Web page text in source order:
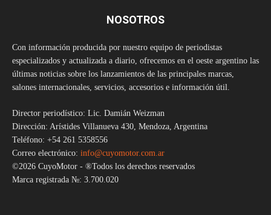
NOSOTROS
Con información producida por nuestro equipo de periodistas
especializados y actualizada a diario, ofrecemos en el oeste argentino las
últimas noticias sobre los lanzamientos de las principales marcas,
salones internacionales, servicios, accesorios e información útil.
Director periodístico: Lic. Damián Weizman
Dirección: Arístides Villanueva 430, Mendoza, Argentina
Teléfono: +54 261 5358556
Correo electrónico: info@cuyomotor.com.ar
©2026 CuyoMotor - ®Todos los derechos reservados
Marca registrada №: 3.700.020